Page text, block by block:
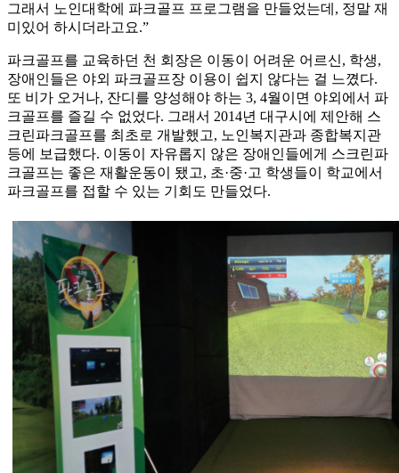
그래서 노인대학에 파크골프 프로그램을 만들었는데, 정말 재
미있어 하시더라고요.”
파크골프를 교육하던 천 회장은 이동이 어려운 어르신, 학생,
장애인들은 야외 파크골프장 이용이 쉽지 않다는 걸 느꼈다.
또 비가 오거나, 잔디를 양성해야 하는 3, 4월이면 야외에서 파
크골프를 즐길 수 없었다. 그래서 2014년 대구시에 제안해 스
크린파크골프를 최초로 개발했고, 노인복지관과 종합복지관
등에 보급했다. 이동이 자유롭지 않은 장애인들에게 스크린파
크골프는 좋은 재활운동이 됐고, 초·중·고 학생들이 학교에서
파크골프를 접할 수 있는 기회도 만들었다.